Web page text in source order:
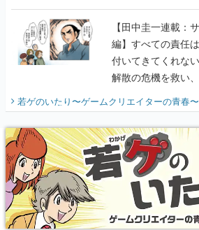
付いてきてくれな
解散の危機を救い
開く。業界の快男
『少年ジャンプ』
り】
若ゲのいたり〜ゲームクリエイターの青春〜
X
Discord